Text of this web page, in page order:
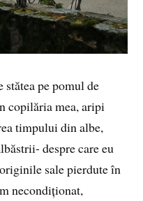
pe pomul de
copilăria mea, aripi
timpului din albe,
despre care eu
sale pierdute în
necondiționat,